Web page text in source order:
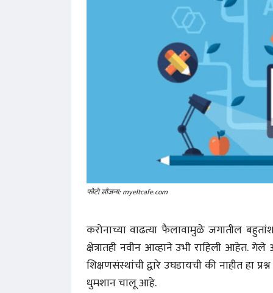
फोटो सौजन्य: myeltcafe.com
करोनाच्या वाढत्या फैलावामुळे जगातील
क्षेत्रातही नवीन आव्हाने उभी राहिली आहेत.
शिक्षणसंस्थांची द्वारे उघडायची की नाहीत हा
धुमशान चालू आहे.